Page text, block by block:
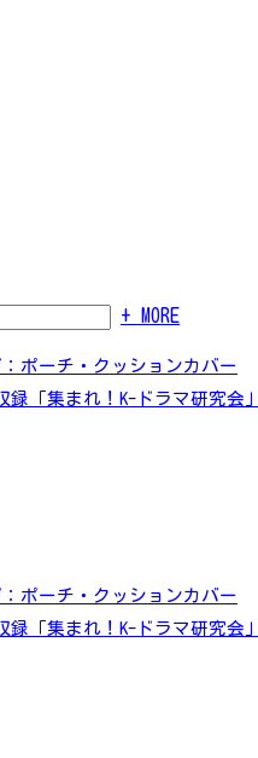
+ MORE
ポーチ・クッションカバー
録「集まれ！K-ドラマ研究会
ポーチ・クッションカバー
録「集まれ！K-ドラマ研究会